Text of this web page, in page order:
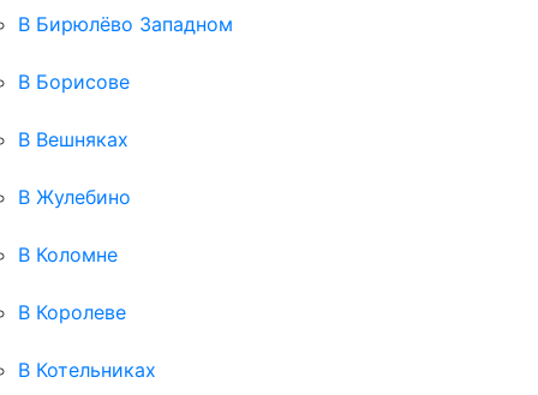
В Бирюлёво Западном
В Борисове
В Вешняках
В Жулебино
В Коломне
В Королеве
В Котельниках